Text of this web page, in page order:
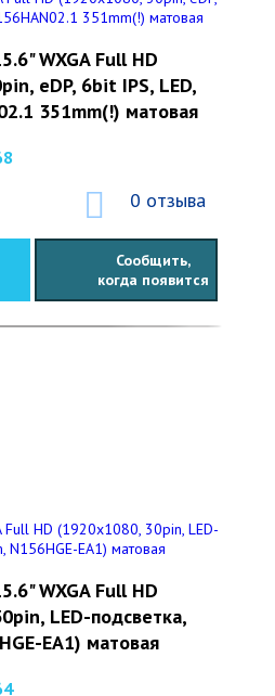
WXGA Full HD
eDP, 6bit IPS, LED,
351mm(!) матовая
0 отзыва
Сообщить,
когда появится
WXGA Full HD
LED-подсветка,
EA1) матовая